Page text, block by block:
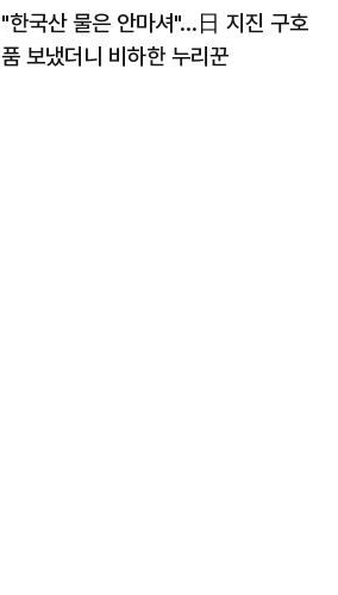
"한국산 물은 안마셔"…日 지진 구호
품 보냈더니 비하한 누리꾼